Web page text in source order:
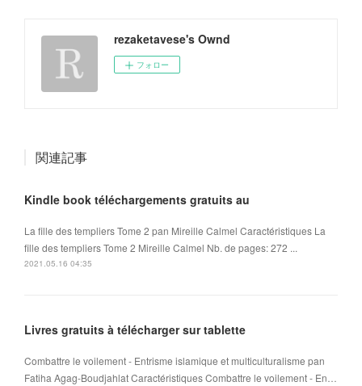
rezaketavese's Ownd
フォロー
関連記事
Kindle book téléchargements gratuits au
La fille des templiers Tome 2 pan Mireille Calmel Caractéristiques La
fille des templiers Tome 2 Mireille Calmel Nb. de pages: 272 ...
2021.05.16 04:35
Livres gratuits à télécharger sur tablette
Combattre le voilement - Entrisme islamique et multiculturalisme pan
Fatiha Agag-Boudjahlat Caractéristiques Combattre le voilement - En…